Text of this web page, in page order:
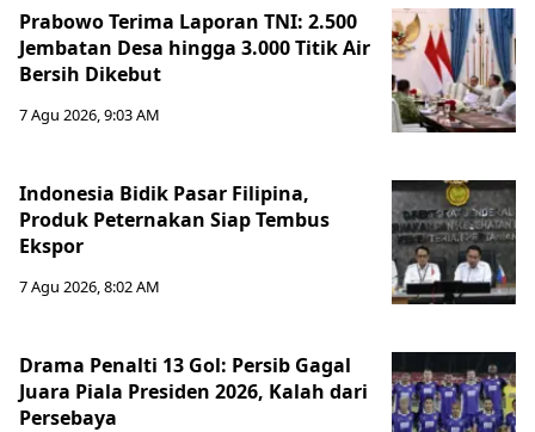
Prabowo Terima Laporan TNI: 2.500
Jembatan Desa hingga 3.000 Titik Air
Bersih Dikebut
7 Agu 2026, 9:03 AM
Indonesia Bidik Pasar Filipina,
Produk Peternakan Siap Tembus
Ekspor
7 Agu 2026, 8:02 AM
Drama Penalti 13 Gol: Persib Gagal
Juara Piala Presiden 2026, Kalah dari
Persebaya